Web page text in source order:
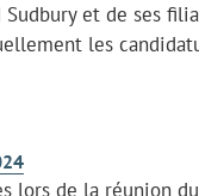
Sudbury et de ses
les
lors de la réunion